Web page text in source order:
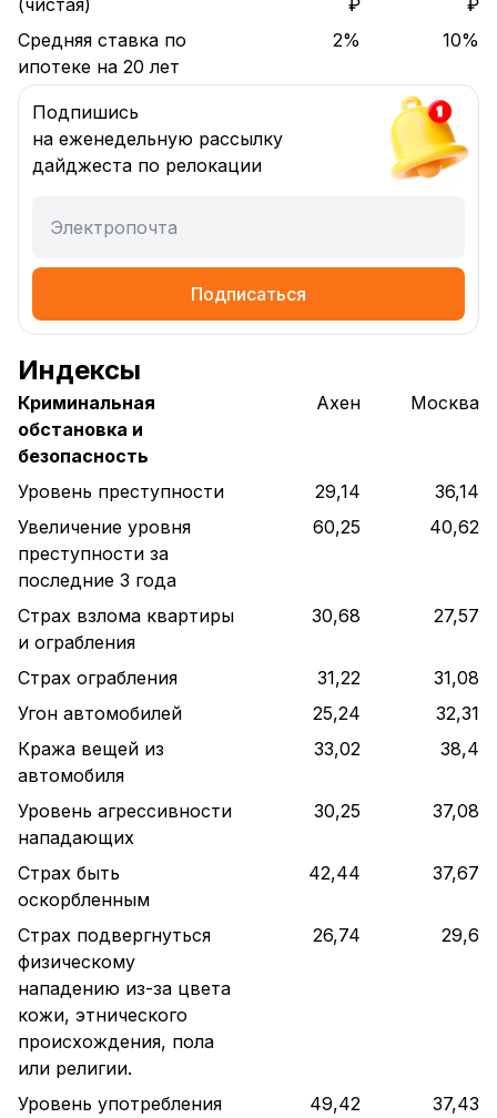
Средняя ставка по
ипотеке на 20 лет
2% 10%
Подпишись
на еженедельную рассылку
дайджеста по релокации
Электропочта
Подписаться
Индексы
Криминальная
обстановка и
безопасность
Ахен Москва
Уровень преступности 29,14
36,14
Увеличение уровня
преступности за
последние 3 года
60,25 40,62
Страх взлома квартиры
и ограбления
30,68 27,57
Страх ограбления 31,22
31,08
Угон автомобилей
25,24
32,31
Кража вещей из
автомобиля
33,02 38,4
Уровень агрессивности
нападающих
30,25 37,08
Страх быть
оскорбленным
42,44 37,67
Страх подвергнуться
физическому
нападению из-за цвета
кожи, этнического
происхождения, пола
или религии.
26,74 29,6
Уровень употребления 49,42 37,43